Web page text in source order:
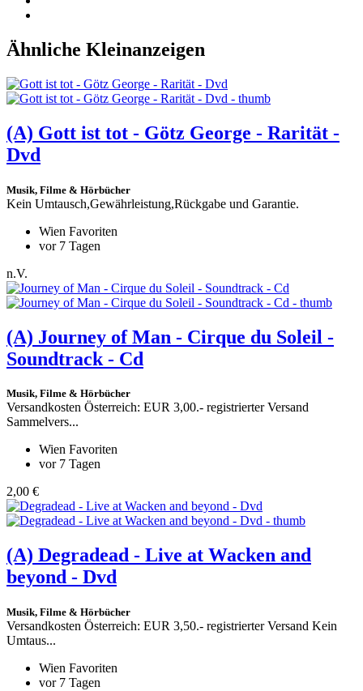
Ähnliche Kleinanzeigen
(A) Gott ist tot - Götz George - Rarität -
Dvd
Musik, Filme & Hörbücher
Kein Umtausch,Gewährleistung,Rückgabe und Garantie.
Wien Favoriten
vor 7 Tagen
n.V.
(A) Journey of Man - Cirque du Soleil -
Soundtrack - Cd
Musik, Filme & Hörbücher
Versandkosten Österreich: EUR 3,00.- registrierter Versand
Sammelvers...
Wien Favoriten
vor 7 Tagen
2,00 €
(A) Degradead - Live at Wacken and
beyond - Dvd
Musik, Filme & Hörbücher
Versandkosten Österreich: EUR 3,50.- registrierter Versand Kein
Umtaus...
Wien Favoriten
vor 7 Tagen